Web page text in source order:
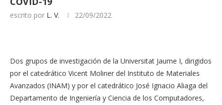
escrito por L. V. 22/09/2022
Dos grupos de investigación de la Universitat Jaume I, dirigidos
por el catedrático Vicent Moliner del Instituto de Materiales
Avanzados (INAM) y por el catedrático José Ignacio Aliaga del
Departamento de Ingeniería y Ciencia de los Computadores,